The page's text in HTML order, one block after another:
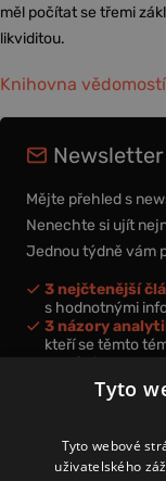
měl počítat se třemi
likviditou.
Knihovna vědomostí
Newsletter
Mějte přehled s
Nenechte si ujít
Jednou týdně vám
3 nejčtenější
s hodnotnými
3 názory
kteří se těmto
nová videa a
k prohloubení
Tyto
Tyto webové
uživatelského